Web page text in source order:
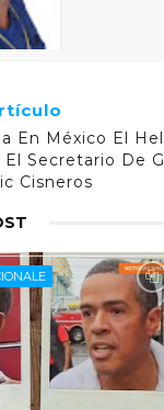
En México El
El Secretario De
Cisneros